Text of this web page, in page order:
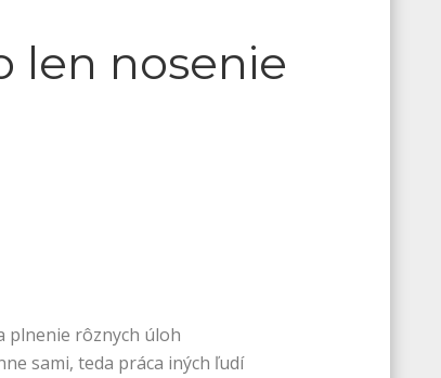
len nosenie
plnenie rôznych úloh
sami, teda práca iných ľudí